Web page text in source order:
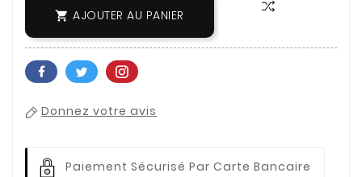
 AJOUTER AU PANIER
Donnez votre avis
Paiement Sécurisé Par Carte Bancaire